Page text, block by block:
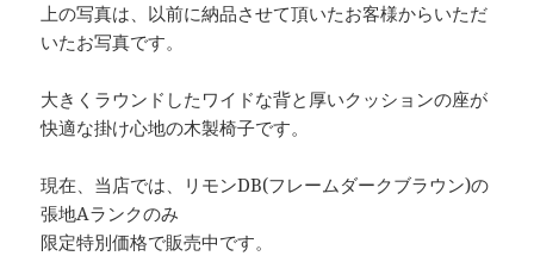
上の写真は、以前に納品させて頂いたお客様からいただ
いたお写真です。
大きくラウンドしたワイドな背と厚いクッションの座が
快適な掛け心地の木製椅子です。
現在、当店では、リモンDB(フレームダークブラウン)の
張地Aランクのみ
限定特別価格で販売中です。